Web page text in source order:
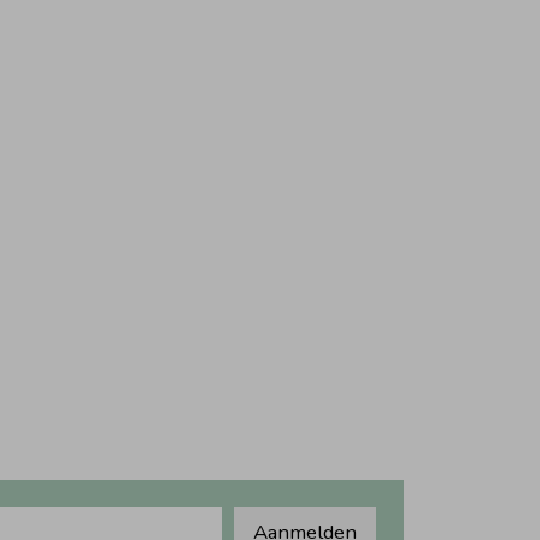
Aanmelden